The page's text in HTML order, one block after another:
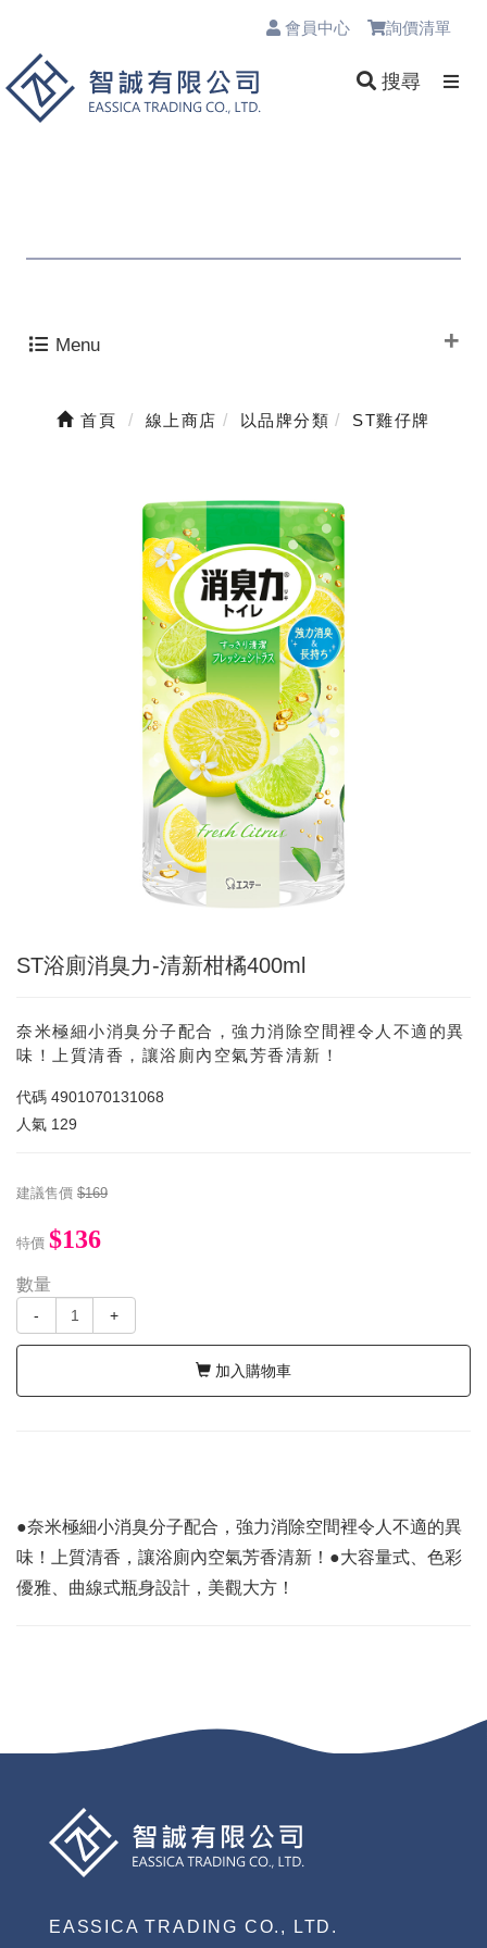
會員中心 詢價清單
搜尋
Menu
首頁 線上商店 以品牌分類 ST雞仔牌
ST浴廁消臭力-清新柑橘400ml
奈米極細小消臭分子配合，強力消除空間裡令人不適的異
味！上質清香，讓浴廁內空氣芳香清新！
代碼 4901070131068
人氣 129
建議售價 $169
特價 $136
數量
- +
加入購物車
●奈米極細小消臭分子配合，強力消除空間裡令人不適的異
味！上質清香，讓浴廁內空氣芳香清新！●大容量式、色彩
優雅、曲線式瓶身設計，美觀大方！
EASSICA TRADING CO., LTD.